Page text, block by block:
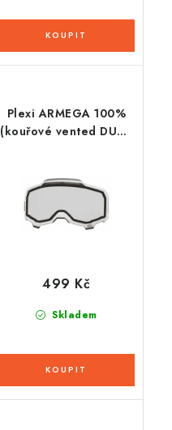
Plexi ARMEGA 100%
(kouřové vented DUAL
Skladem
499 Kč